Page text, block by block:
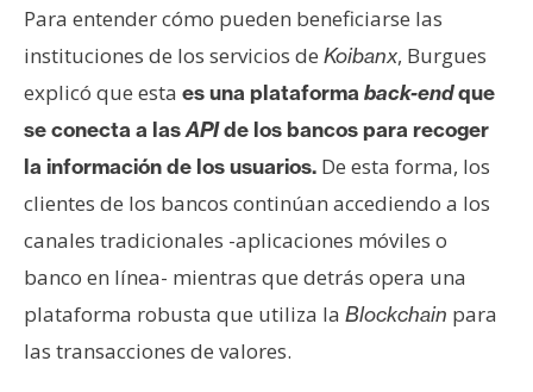
Para entender cómo pueden beneficiarse las
instituciones de los servicios de Koibanx, Burgues
explicó que esta es una plataforma back-endque
se conecta a lasAPIde los bancos para recoger
la información de los usuarios. De esta forma, los
clientes de los bancos continúan accediendo a los
canales tradicionales -aplicaciones móviles o
banco en línea- mientras que detrás opera una
plataforma robusta que utiliza la Blockchain para
las transacciones de valores.